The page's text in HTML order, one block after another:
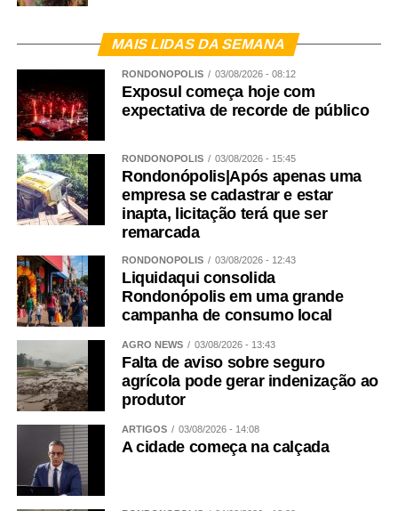
MAIS LIDAS DA SEMANA
RONDONÓPOLIS 03/08/2026 - 08:12
Exposul começa hoje com
expectativa de recorde de público
RONDONÓPOLIS 03/08/2026 - 15:45
Rondonópolis|Após apenas uma
empresa se cadastrar e estar
inapta, licitação terá que ser
remarcada
RONDONÓPOLIS 03/08/2026 - 12:43
Liquidaqui consolida
Rondonópolis em uma grande
campanha de consumo local
AGRO NEWS 03/08/2026 - 13:43
Falta de aviso sobre seguro
agrícola pode gerar indenização ao
produtor
ARTIGOS 03/08/2026 - 14:08
A cidade começa na calçada